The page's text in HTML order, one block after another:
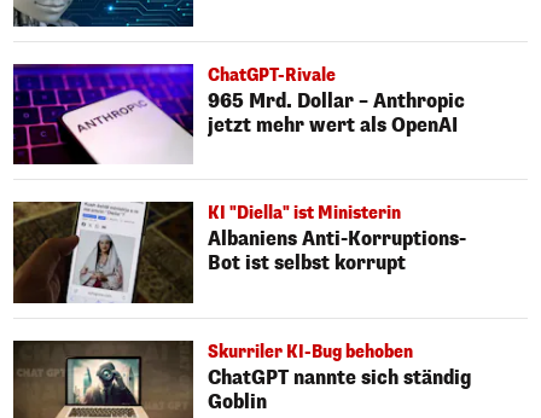
ChatGPT-Rivale
965 Mrd. Dollar – Anthropic
jetzt mehr wert als OpenAI
KI "Diella" ist Ministerin
Albaniens Anti-Korruptions-
Bot ist selbst korrupt
Skurriler KI-Bug behoben
ChatGPT nannte sich ständig
Goblin